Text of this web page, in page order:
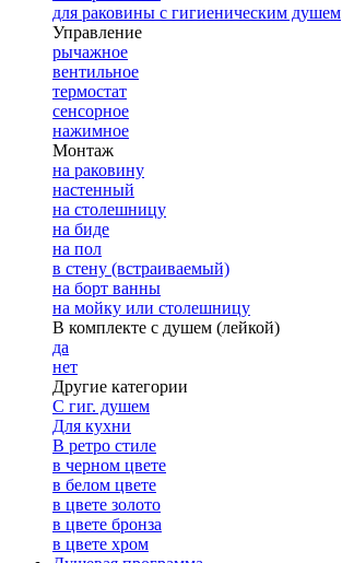
для раковины с гигиеническим душем
Управление
рычажное
вентильное
термостат
сенсорное
нажимное
Монтаж
на раковину
настенный
на столешницу
на биде
на пол
в стену (встраиваемый)
на борт ванны
на мойку или столешницу
В комплекте с душем (лейкой)
да
нет
Другие категории
С гиг. душем
Для кухни
В ретро стиле
в черном цвете
в белом цвете
в цвете золото
в цвете бронза
в цвете хром